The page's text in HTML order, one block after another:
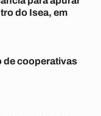
do Isea, em
de cooperativas